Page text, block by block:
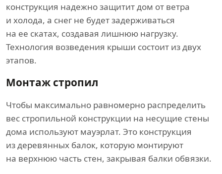
конструкция надежно защитит дом от ветра
и холода, а снег не будет задерживаться
на ее скатах, создавая лишнюю нагрузку.
Технология возведения крыши состоит из двух
этапов.
Монтаж стропил
Чтобы максимально равномерно распределить
вес стропильной конструкции на несущие стены
дома используют мауэрлат. Это конструкция
из деревянных балок, которую монтируют
на верхнюю часть стен, закрывая балки обвязки.